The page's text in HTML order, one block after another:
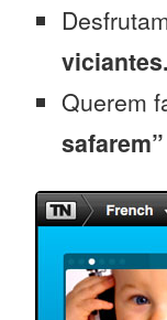
viciantes.
Querem
safarem”